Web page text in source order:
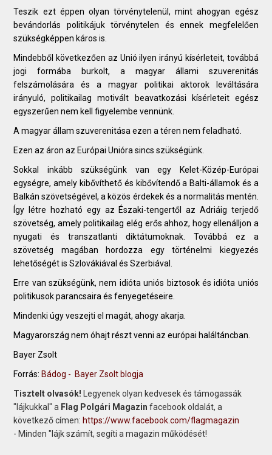
Teszik ezt éppen olyan törvénytelenül, mint ahogyan egész
bevándorlás politikájuk törvénytelen és ennek megfelelően
szükségképpen káros is.
Mindebből következően az Unió ilyen irányú kísérleteit, továbbá
jogi formába burkolt, a magyar állami szuverenitás
felszámolására és a magyar politikai aktorok leváltására
irányuló, politikailag motivált beavatkozási kísérleteit egész
egyszerűen nem kell figyelembe vennünk.
A magyar állam szuverenitása ezen a téren nem feladható.
Ezen az áron az Európai Unióra sincs szükségünk.
Sokkal inkább szükségünk van egy Kelet-Közép-Európai
egységre, amely kibővíthető és kibővítendő a Balti-államok és a
Balkán szövetségével, a közös érdekek és a normalitás mentén.
Így létre hozható egy az Északi-tengertől az Adriáig terjedő
szövetség, amely politikailag elég erős ahhoz, hogy ellenálljon a
nyugati és transzatlanti diktátumoknak. Továbbá ez a
szövetség magában hordozza egy történelmi kiegyezés
lehetőségét is Szlovákiával és Szerbiával.
Erre van szükségünk, nem idióta uniós biztosok és idióta uniós
politikusok parancsaira és fenyegetéseire.
Mindenki úgy veszejti el magát, ahogy akarja.
Magyarország nem óhajt részt venni az európai haláltáncban.
Bayer Zsolt
Forrás: Bádog - Bayer Zsolt blogja
Tisztelt olvasók! Legyenek olyan kedvesek és támogassák
"lájkukkal" a Flag Polgári Magazin facebook oldalát, a
következő címen: https://www.facebook.com/flagmagazin
- Minden "lájk számít, segíti a magazin működését!